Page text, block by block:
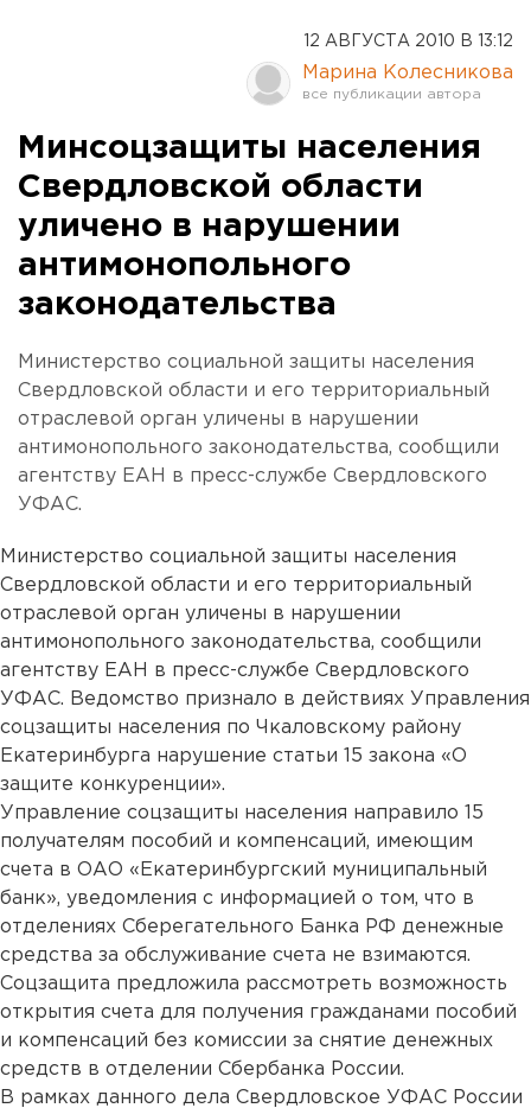
12 АВГУСТА 2010 В 13:12
Марина Колесникова
Минсоцзащиты населения
Свердловской области
уличено в нарушении
антимонопольного
законодательства
Министерство социальной защиты населения
Свердловской области и его территориальный
отраслевой орган уличены в нарушении
антимонопольного законодательства, сообщили
агентству ЕАН в пресс-службе Свердловского
УФАС.
Министерство социальной защиты населения
Свердловской области и его территориальный
отраслевой орган уличены в нарушении
антимонопольного законодательства, сообщили
агентству ЕАН в пресс-службе Свердловского
УФАС. Ведомство признало в действиях Управления
соцзащиты населения по Чкаловскому району
Екатеринбурга нарушение статьи 15 закона «О
защите конкуренции».
Управление соцзащиты населения направило 15
получателям пособий и компенсаций, имеющим
счета в ОАО «Екатеринбургский муниципальный
банк», уведомления с информацией о том, что в
отделениях Сберегательного Банка РФ денежные
средства за обслуживание счета не взимаются.
Соцзащита предложила рассмотреть возможность
открытия счета для получения гражданами пособий
и компенсаций без комиссии за снятие денежных
средств в отделении Сбербанка России.
В рамках данного дела Свердловское УФАС России